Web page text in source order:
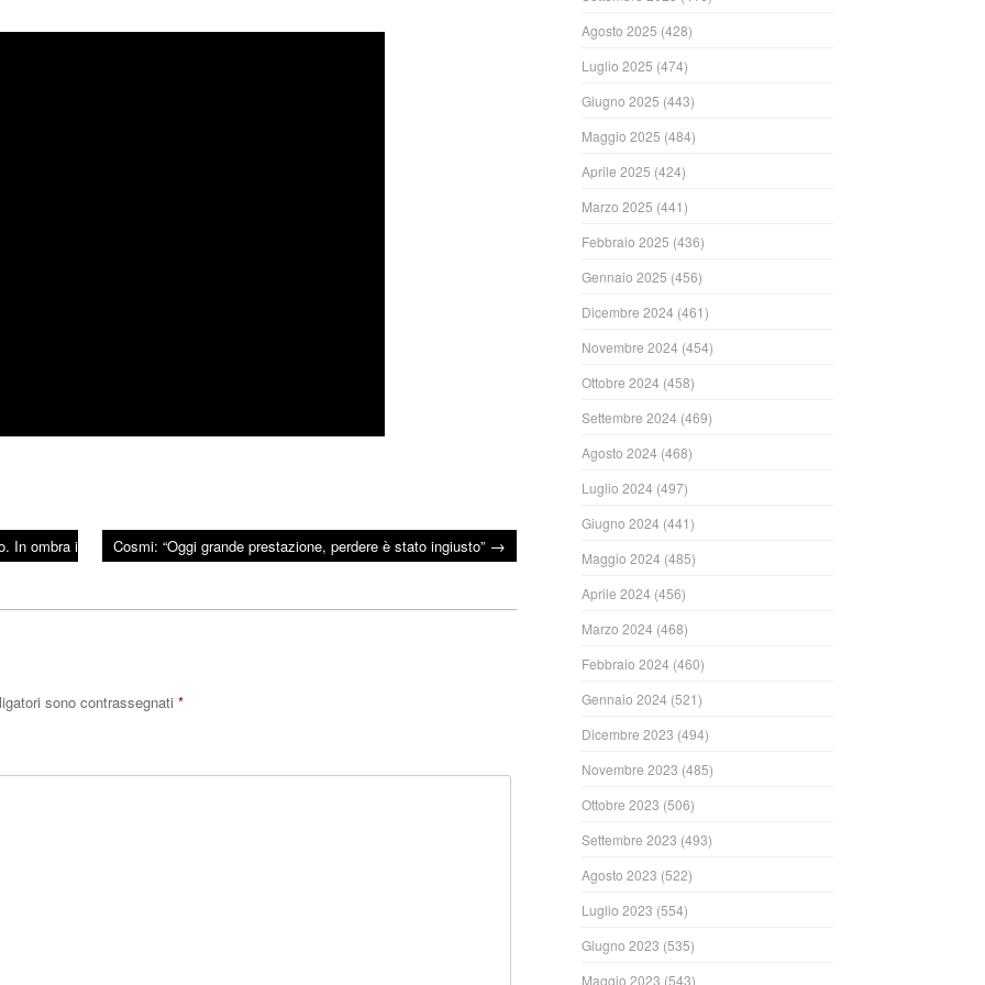
In ombra i
Cosmi: “Oggi grande prestazione, perdere è stato ingiusto” →
sono contrassegnati *
Agosto 2025 (428)
Luglio 2025 (474)
Giugno 2025 (443)
Maggio 2025 (484)
Aprile 2025 (424)
Marzo 2025 (441)
Febbraio 2025 (436)
Gennaio 2025 (456)
Dicembre 2024 (461)
Novembre 2024 (454)
Ottobre 2024 (458)
Settembre 2024 (469)
Agosto 2024 (468)
Luglio 2024 (497)
Giugno 2024 (441)
Maggio 2024 (485)
Aprile 2024 (456)
Marzo 2024 (468)
Febbraio 2024 (460)
Gennaio 2024 (521)
Dicembre 2023 (494)
Novembre 2023 (485)
Ottobre 2023 (506)
Settembre 2023 (493)
Agosto 2023 (522)
Luglio 2023 (554)
Giugno 2023 (535)
Maggio 2023 (543)